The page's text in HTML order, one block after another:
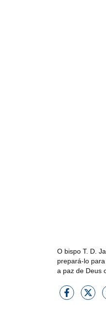
O bispo T. D.
prepará-lo
a paz de Deus